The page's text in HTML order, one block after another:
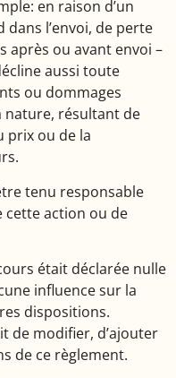
en raison d’un
l’envoi, de perte
après ou avant envoi –
aussi toute
ou dommages
nature, résultant de
prix ou de la
tenu responsable
cette action ou de
était déclarée nulle
influence sur la
dispositions.
de modifier, d’ajouter
de ce règlement.